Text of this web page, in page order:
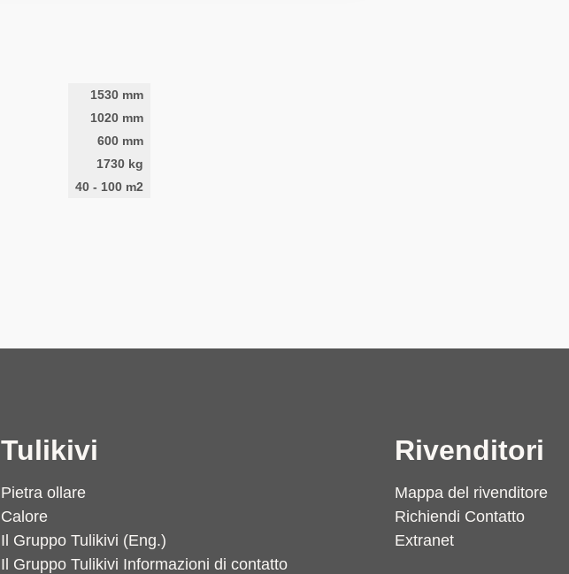
1530mm
1020mm
600mm
1730kg
40 - 100m2
Tulikivi
Pietra ollare
Calore
Il Gruppo Tulikivi (Eng.)
Il Gruppo Tulikivi Informazioni di contatto
Rivenditori
Mappa del rivenditore
Richiendi Contatto
Extranet